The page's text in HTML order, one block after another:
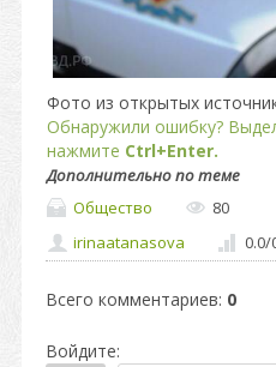
Фото из открытых
Обнаружили ошибку?
нажмите Ctrl+Enter.
Дополнительно по теме
Общество
80
irinaatanasova
0.0/
Всего комментариев: 0
Войдите: